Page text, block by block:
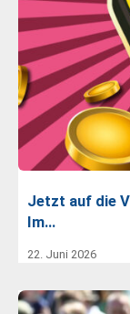
Jetzt auf die
Im…
22. Juni 2026